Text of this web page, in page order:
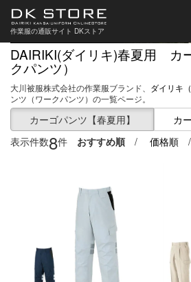
作業服の通販サイト DKストア
DAIRIKI(ダイリキ)春夏用 カ
クパンツ）
大川被服株式会社の作業服ブランド、 ダイリキ
ンツ（ワークパンツ）の一覧ページ。
カーゴパンツ【春夏用】
カ
表示件数8件 おすすめ順 / 価格順